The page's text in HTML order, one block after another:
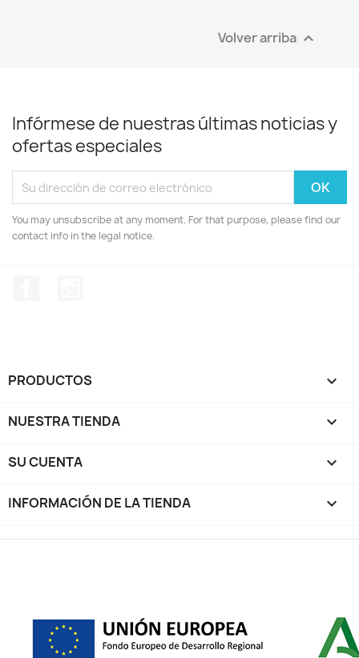
Volver arriba 
Infórmese de nuestras últimas noticias y
ofertas especiales
You may unsubscribe at any moment. For that purpose, please find our
contact info in the legal notice.
PRODUCTOS 
NUESTRA TIENDA 
SU CUENTA 
INFORMACIÓN DE LA TIENDA keyboard_arrow_down